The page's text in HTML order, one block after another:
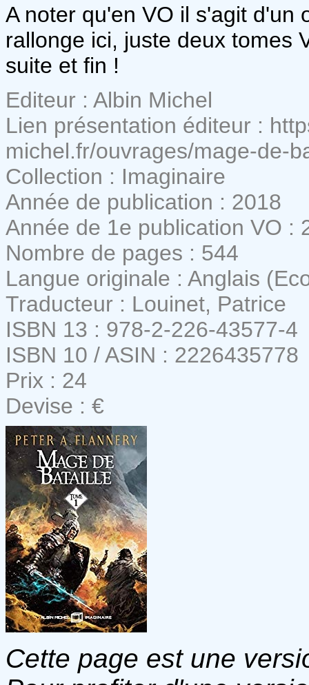
A noter qu'en VO il s'agit d'un
rallonge ici, juste deux tomes
suite et fin !
Editeur : Albin Michel
Lien présentation éditeur :
michel.fr/ouvrages/mage-de-
Collection : Imaginaire
Année de publication : 2018
Année de 1e publication VO :
Nombre de pages : 544
Langue originale : Anglais
Traducteur : Louinet, Patrice
ISBN 13 : 978-2-226-43577-4
ISBN 10 / ASIN : 2226435778
Prix : 24
Devise : €
Cette page est une